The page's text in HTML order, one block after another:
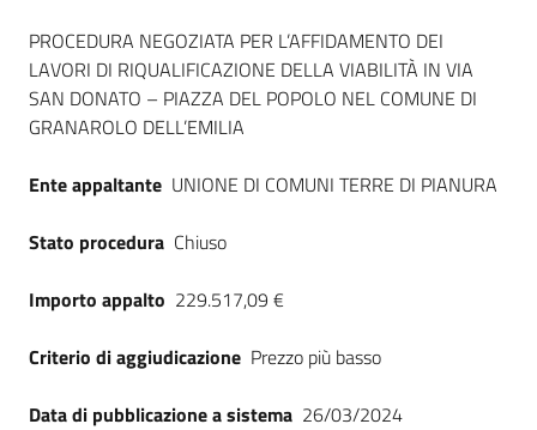
site
su
Dati del bando
PROCEDURA NEGOZIATA PER L’AFFIDAMENTO DEI
LAVORI DI RIQUALIFICAZIONE DELLA VIABILITÀ IN VIA
SAN DONATO – PIAZZA DEL POPOLO NEL COMUNE DI
GRANAROLO DELL’EMILIA
Ente appaltante UNIONE DI COMUNI TERRE DI PIANURA
Stato procedura Chiuso
Importo appalto 229.517,09 €
Criterio di aggiudicazione Prezzo più basso
Data di pubblicazione a sistema 26/03/2024